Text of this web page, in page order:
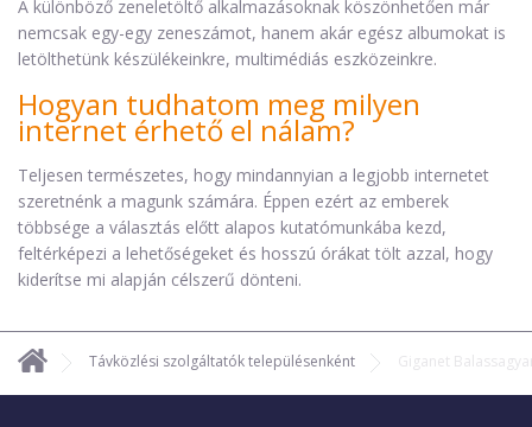
A különböző zeneletöltő alkalmazásoknak köszönhetően már
nemcsak egy-egy zeneszámot, hanem akár egész albumokat is
letölthetünk készülékeinkre, multimédiás eszközeinkre.
Hogyan tudhatom meg milyen
internet érhető el nálam?
Teljesen természetes, hogy mindannyian a legjobb internetet
szeretnénk a magunk számára. Éppen ezért az emberek
többsége a választás előtt alapos kutatómunkába kezd,
feltérképezi a lehetőségeket és hosszú órákat tölt azzal, hogy
kiderítse mi alapján célszerű dönteni.
Távközlési szolgáltatók településenként Giganet